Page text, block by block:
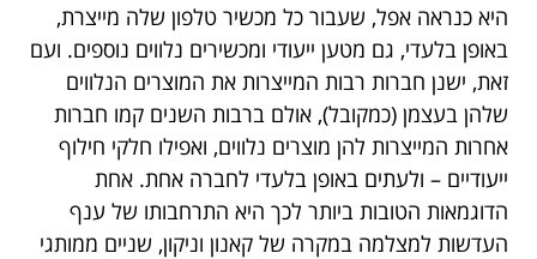
היא כנראה אפל, שעבור כל מכשיר טלפון שלה מייצרת,
באופן בלעדי, גם מטען ייעודי ומכשירים נלווים נוספים. ועם
זאת, ישנן חברות רבות המייצרות את המוצרים הנלווים
שלהן בעצמן (כמקובל), אולם ברבות השנים קמו חברות
אחרות המייצרות להן מוצרים נלווים, ואפילו חלקי חילוף
ייעודיים – ולעתים באופן בלעדי לחברה אחת. אחת
הדוגמאות הטובות ביותר לכך היא התרחבותו של ענף
העדשות למצלמה במקרה של קאנון וניקון, שניים ממותגי